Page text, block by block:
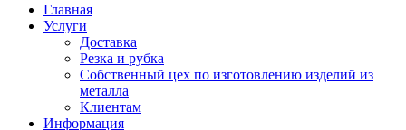
Главная
Услуги
Доставка
Резка и рубка
Собственный цех по изготовлению изделий из
металла
Клиентам
Информация